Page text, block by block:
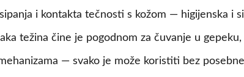
i kontakta tečnosti s kožom — higijenska i
težina čine je pogodnom za čuvanje u
— svako je može koristiti bez